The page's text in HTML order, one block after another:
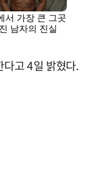
고 4일 밝혔다.